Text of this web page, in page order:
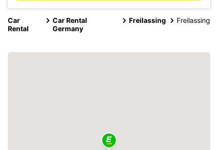
Car
Rental
Car Rental
Germany
Freilassing Freilassing